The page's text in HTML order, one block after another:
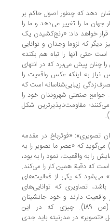
که چطور اصول حاکم بر
را تغییر می‌دهد و ما را
داد: «رنج‌کشیدن یک
لزوما وجدان و توانایی
آنها را تباه هم بکند»
پیش می‌برد که در انتهای
اینکه عکس واقعیت را
زیبایی‌شناسانه است که
صنعتی شهروندان خود را
شکل
«فوئرباخ در مقدمه
مسیحیت (1843) می‌گوید که «عصر ما تصویر را به
نمود را به بود،
همین کار را می‌کند.
که یکی از فعالیت‌های
که توانایی‌های
دارند و خود جانشینان
رشک‌انگیز تجربه بی‌واسطه‌اند» (ص 189). چیزی که در این
در مدرنیته باید جدی